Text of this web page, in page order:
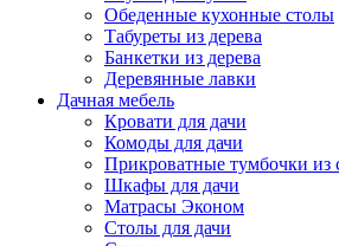
Обеденные кухонные столы
Табуреты из дерева
Банкетки из дерева
Деревянные лавки
Дачная мебель
Кровати для дачи
Комоды для дачи
Прикроватные тумбочки из
Шкафы для дачи
Матрасы Эконом
Столы для дачи